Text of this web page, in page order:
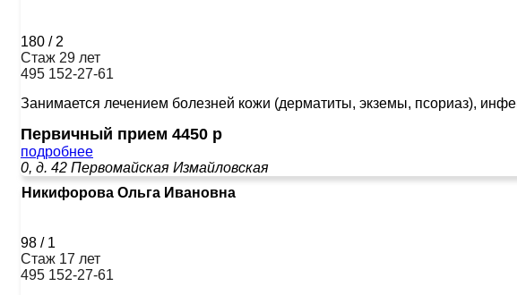
180 / 2
Стаж 29 лет
495 152-27-61
Занимается лечением болезней кожи (дерматиты, экземы, псориаз),
Первичный прием 4450 р
подробнее
0, д. 42 Первомайская Измайловская
Никифорова Ольга Ивановна
98 / 1
Стаж 17 лет
495 152-27-61